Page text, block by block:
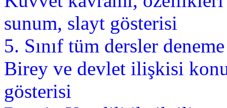
sunum, slayt gösterisi
5. Sınıf tüm dersler
Birey ve devlet ilişkisi
gösterisi